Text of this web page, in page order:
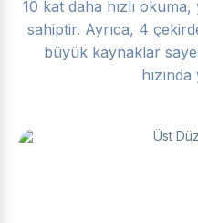
10 kat daha hızlı
sahiptir. Ayrıca, 4
büyük kaynaklar
hızında